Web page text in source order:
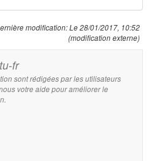
modification:Le 28/01/2017, 10:52
(modification externe)
fr
sont rédigées par les utilisateurs
votre aide pour améliorer le